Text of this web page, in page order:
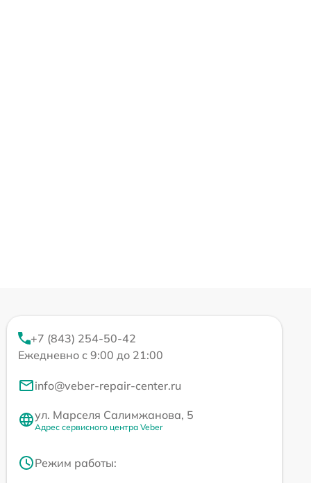
+7 (843) 254-50-42
Ежедневно с 9:00 до 21:00
info@veber-repair-center.ru
ул. Марселя Салимжанова, 5
Адрес сервисного центра Veber
Режим работы: